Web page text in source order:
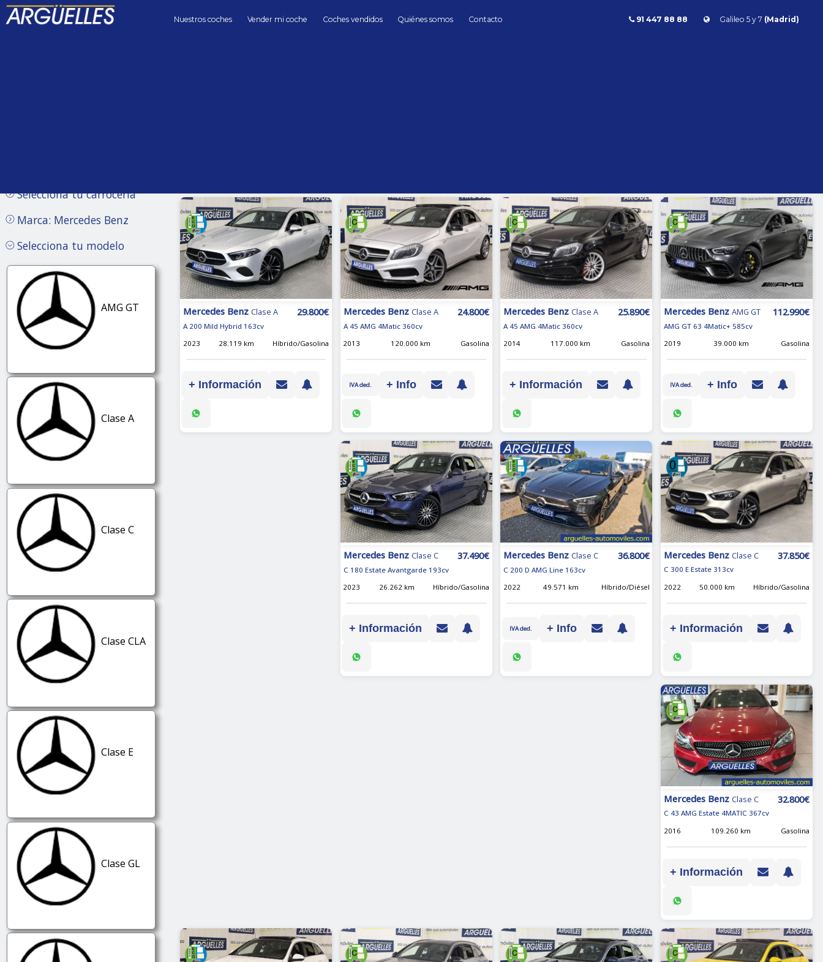
Nuestros coches Vender mi coche Coches vendidos Quiénes somos Contacto 91 447 88 88 Galileo 5 y 7 (Madrid)
Mercedes Benz Clase A 29.800€
A 200 Mild Hybrid 163cv
2023
28.119 km Híbrido/Gasolina
+ Información
Mercedes Benz Clase A 24.800€
A 45 AMG 4Matic 360cv
2013
120.000 km Gasolina
IVA ded. + Info
Mercedes Benz Clase A 25.890€
A 45 AMG 4Matic 360cv
2014
117.000 km Gasolina
+ Información
Mercedes Benz AMG GT 112.990€
AMG GT 63 4Matic+ 585cv
2019
39.000 km Gasolina
IVA ded. + Info
Mercedes Benz Clase C 37.490€
C 180 Estate Avantgarde 193cv
2023
26.262 km Híbrido/Gasolina
+ Información
Mercedes Benz Clase C 36.800€
C 200 D AMG Line 163cv
2022
49.571 km Híbrido/Diésel
IVA ded. + Info
Mercedes Benz Clase C 37.850€
C 300 E Estate 313cv
2022
50.000 km Híbrido/Gasolina
+ Información
Mercedes Benz Clase C 32.800€
C 43 AMG Estate 4MATIC 367cv
2016
109.260 km Gasolina
+ Información
Selecciona tu carrocería
Marca: Mercedes Benz
Selecciona tu modelo
AMG GT
Clase A
Clase C
Clase CLA
Clase E
Clase GL